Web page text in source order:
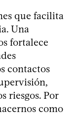
que facilita
Una
fortalece
contactos
riesgos. Por
como